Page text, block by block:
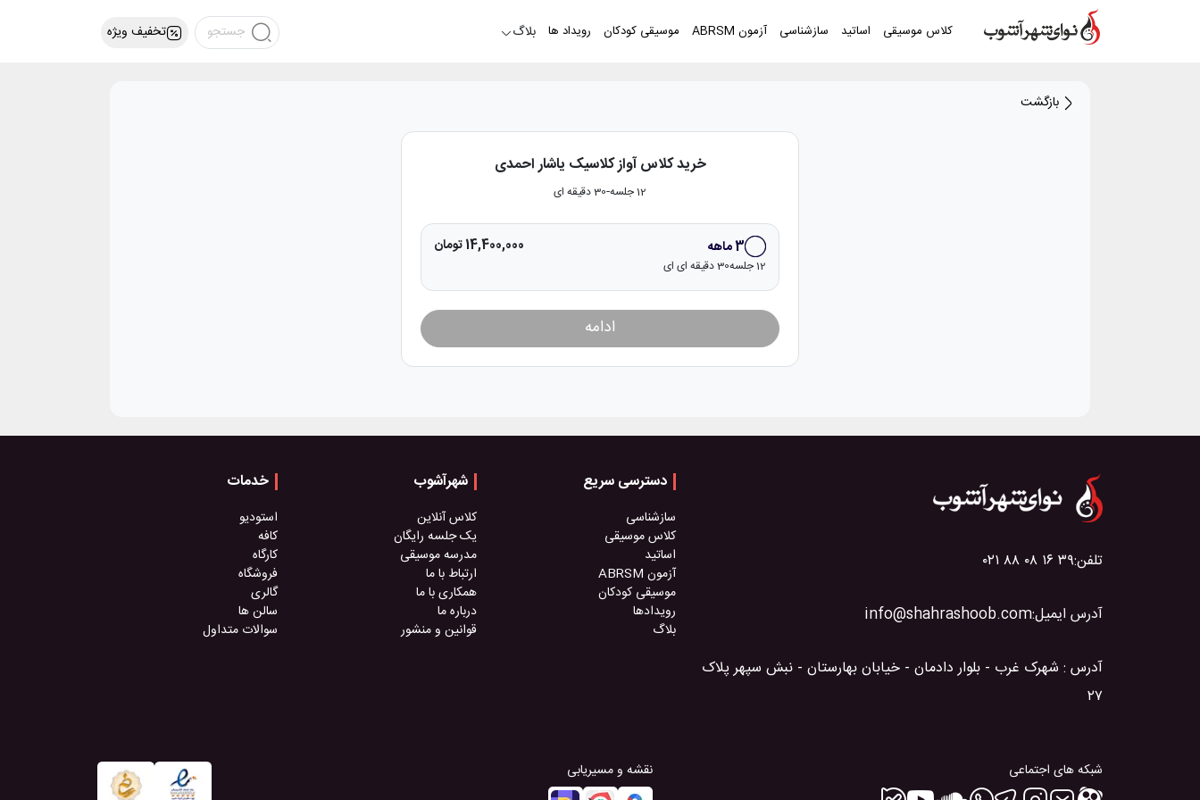
کلاس موسیقی اساتید سازشناسی آزمون ABRSM موسیقی کودکان رویداد ها بلاگ تخفیف ویژه
بازگشت
خریدکلاس آواز کلاسیک یاشار احمدی
12جلسه-30 دقیقه ای
3ماهه
12جلسه30 دقیقه ای ای
14,400,000 تومان
ادامه
تلفن:۰۲۱ ۸۸ ۰۸ ۱۶ ۳۹
آدرس ایمیل:info@shahrashoob.com
آدرس : شهرک غرب - بلوار دادمان - خیابان بهارستان - نبش سپهر پلاک
۲۷
دسترسی سریع
سازشناسی
کلاس موسیقی
اساتید
آزمون ABRSM
موسیقی کودکان
رویدادها
بلاگ
شهرآشوب
کلاس آنلاین
یک جلسه رایگان
مدرسه موسیقی
ارتباط با ما
همکاری با ما
درباره ما
قوانین و منشور
خدمات
استودیو
کافه
کارگاه
فروشگاه
گالری
سالن ها
سوالات متداول
شبکه های اجتماعی نقشه و مسیریابی